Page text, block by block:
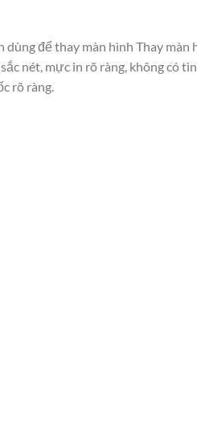
dùng để thay màn hình Thay
nét, mực in rõ ràng, không có
rõ ràng.